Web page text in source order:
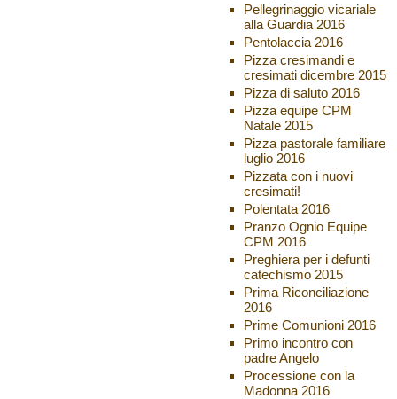
Pellegrinaggio vicariale
alla Guardia 2016
Pentolaccia 2016
Pizza cresimandi e
cresimati dicembre 2015
Pizza di saluto 2016
Pizza equipe CPM
Natale 2015
Pizza pastorale familiare
luglio 2016
Pizzata con i nuovi
cresimati!
Polentata 2016
Pranzo Ognio Equipe
CPM 2016
Preghiera per i defunti
catechismo 2015
Prima Riconciliazione
2016
Prime Comunioni 2016
Primo incontro con
padre Angelo
Processione con la
Madonna 2016